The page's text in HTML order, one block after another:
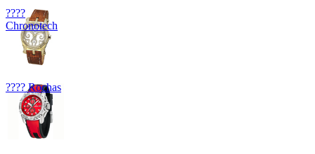
????
Chronotech
???? Rochas